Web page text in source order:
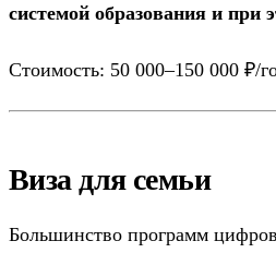
системой образования и при
Стоимость: 50 000–150 000 ₽/
Виза для семьи
Большинство программ